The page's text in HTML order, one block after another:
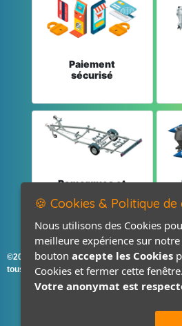
Paiement
sécurisé
Remorques et
©2026-2027 France Accastillage
tous droits réservés
🍪 Cookies & Politique
Nous utilisons des Cookies
meilleure expérience sur
bouton accepte les Cookies
Cookies et fermer cette fenêtre.
Votre anonymat est